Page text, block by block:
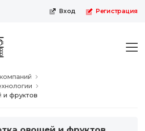
Вход Регистрация
фруктов